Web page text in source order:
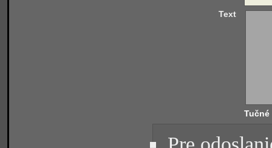
Text
Tučné